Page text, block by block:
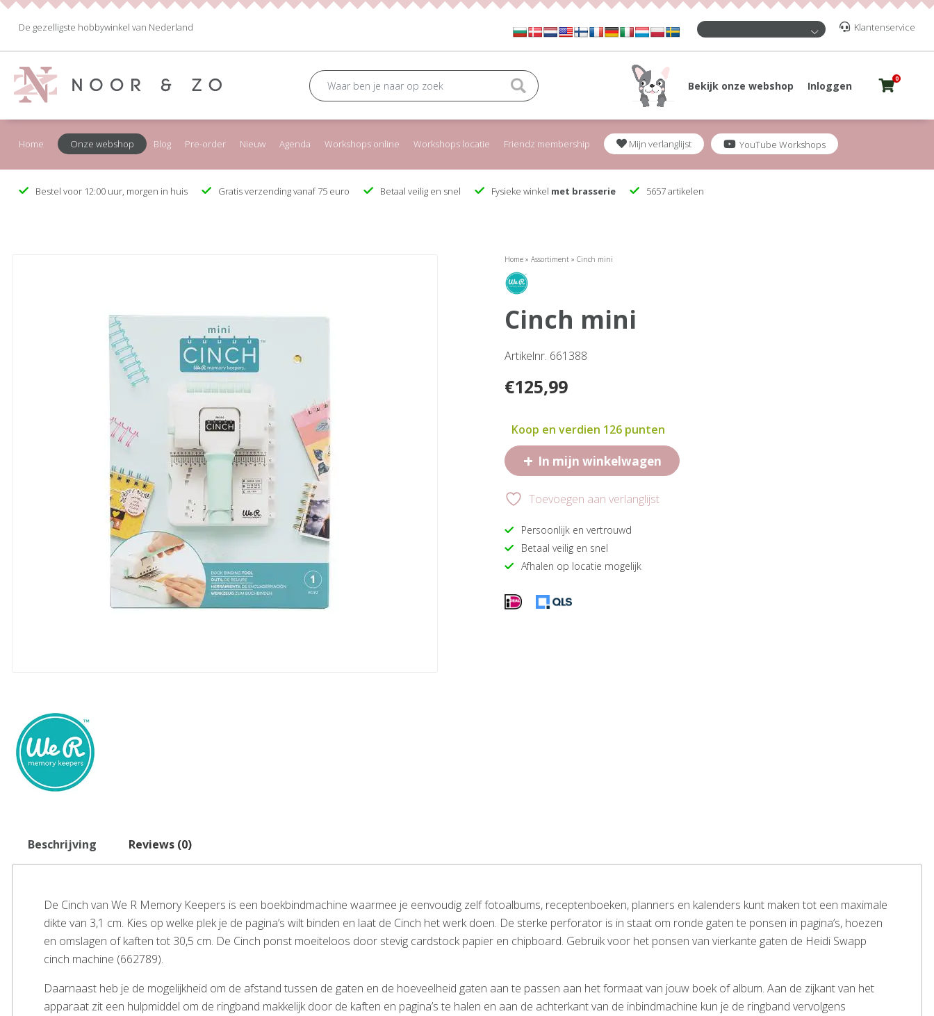
De gezelligste hobbywinkel van Nederland Klantenservice
Bekijk onze webshop Inloggen
0
Home Onze webshop Blog Pre-order Nieuw Agenda Workshops online Workshops locatie Friendz membership Mijn verlanglijst YouTube Workshops
Bestel voor 12:00 uur, morgen in huis Gratis verzending vanaf 75 euro Betaal veilig en snel Fysieke winkel met brasserie 5657 artikelen
Home »Assortiment »Cinch mini
cinch mini
Artikelnr. 661388
€125,99
Koop en verdien 126 punten
+ In mijn winkelwagen
Toevoegen aan verlanglijst
Persoonlijk en vertrouwd
Betaal veilig en snel
Afhalen op locatie mogelijk
Beschrijving Reviews (0)
De Cinch van We R Memory Keepers is een boekbindmachine waarmee je eenvoudig zelf fotoalbums, receptenboeken, planners en kalenders kunt maken tot een maximale
dikte van 3,1 cm. Kies op welke plek je de pagina’s wilt binden en laat de Cinch het werk doen. De sterke perforator is in staat om ronde gaten te ponsen in pagina’s, hoezen
en omslagen of kaften tot 30,5 cm. De Cinch ponst moeiteloos door stevig cardstock papier en chipboard. Gebruik voor het ponsen van vierkante gaten de Heidi Swapp
cinch machine (662789).
Daarnaast heb je de mogelijkheid om de afstand tussen de gaten en de hoeveelheid gaten aan te passen aan het formaat van jouw boek of album. Aan de zijkant van het
apparaat zit een hulpmiddel om de ringband makkelijk door de kaften en pagina’s te halen en aan de achterkant van de inbindmachine kun je de ringband vervolgens